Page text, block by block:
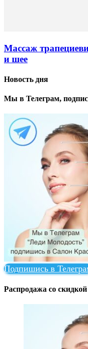
Массаж
и шее
Новость дня
Мы в Телеграм,
Подпишись в
Распродажа со скидкой